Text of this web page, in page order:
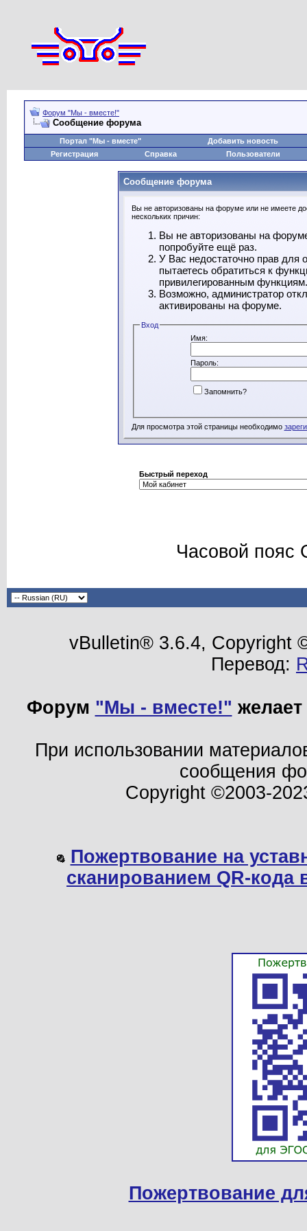
Форум "Мы - вместе!"
Сообщение форума
Портал "Мы - вместе"
Добавить новость
Регистрация
Справка Пользователи
Сообщение форума
Вы не авторизованы на форуме или не имеете
нескольких причин:
Вы не авторизованы на
попробуйте ещё раз.
У Вас недостаточно прав для
пытаетесь обратиться к
привилегированным функциям.
Возможно, администратор
активированы на форуме.
Вход
Имя:
Пароль:
Запомнить?
Для просмотра этой страницы необходимо
Быстрый переход
Часовой пояс
vBulletin® 3.6.4, Copyright
Перевод:
Форум "Мы - вместе!"
При использовании
сообщения
Copyright ©2003-
Пожертвование на
сканированием QR-
Пожертвование